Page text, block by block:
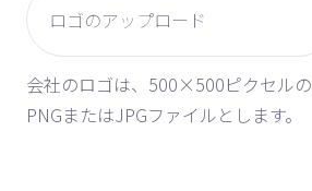
会社のロゴは、500×500ピクセルの
PNGまたはJPGファイルとします。